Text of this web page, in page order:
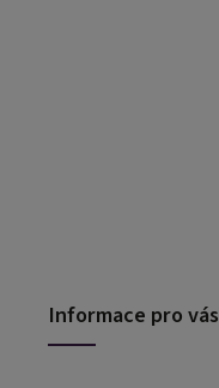
Informace pro vás